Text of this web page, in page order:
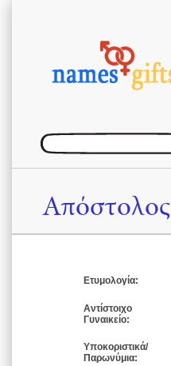
Απόστολος
Ετυμολογία:
Αντίστοιχο
Γυναικείο:
Υποκοριστικά/
Παρωνύμια: